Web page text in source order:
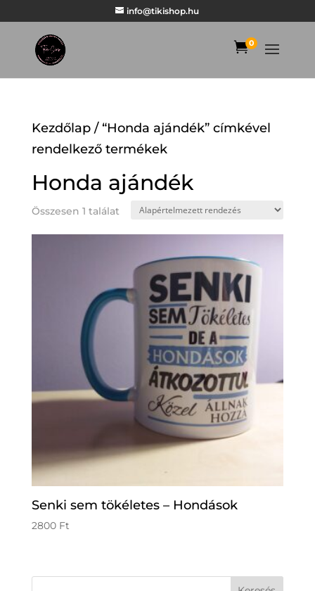
info@tikishop.hu
0
Kezdőlap/ “Honda ajándék” címkével
rendelkező termékek
Honda ajándék
Összesen 1 találat
Senki sem tökéletes – Hondások
2800 Ft